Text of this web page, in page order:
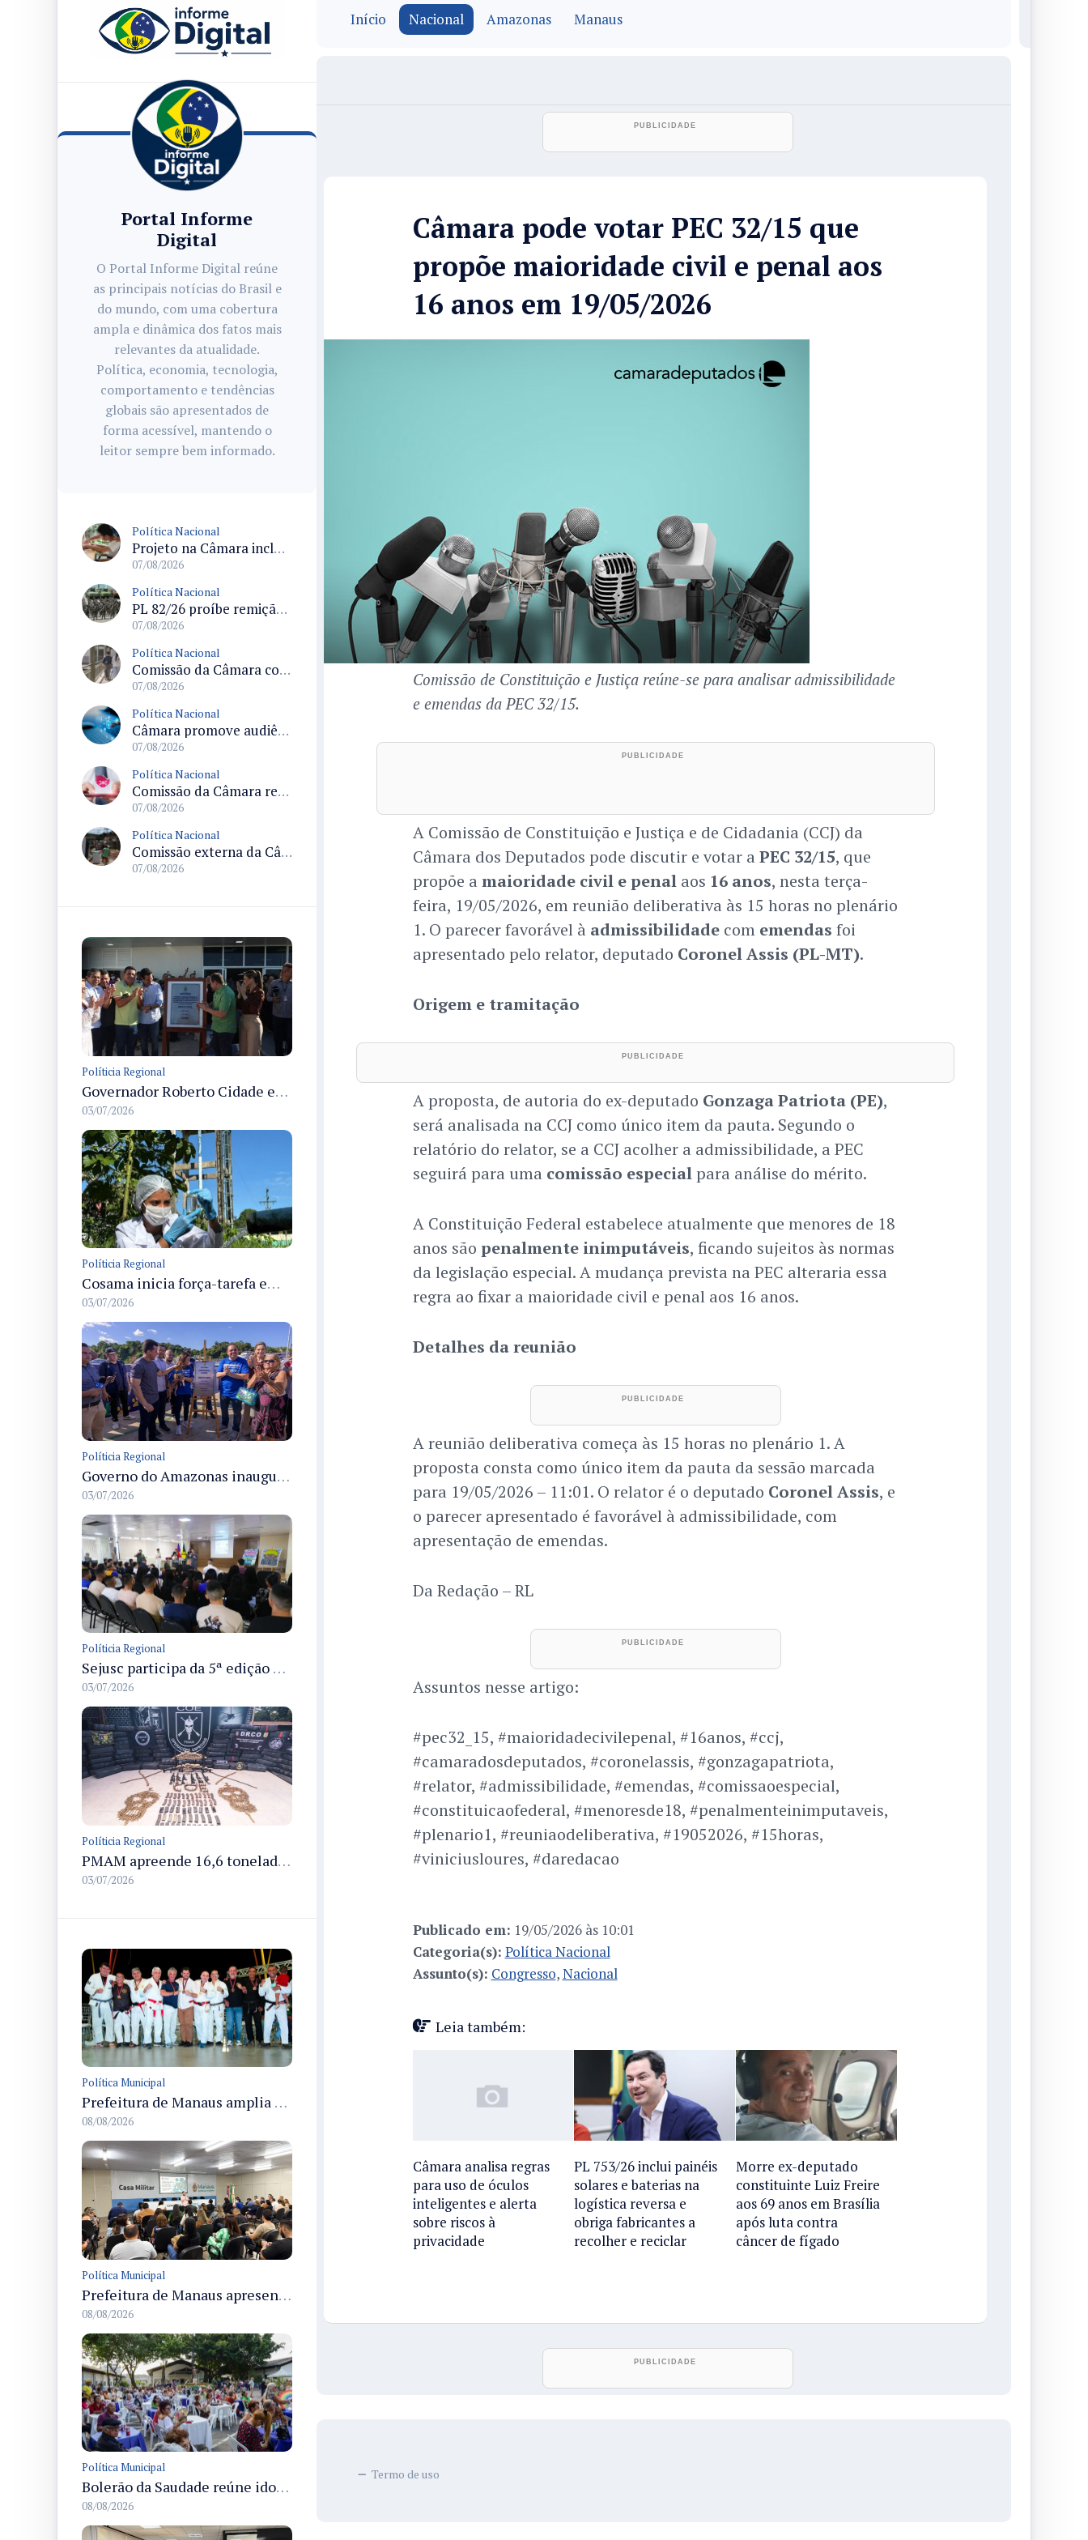
Portal Informe
Digital
O Portal Informe Digital reúne
as principais notícias do Brasil e
do mundo, com uma cobertura
ampla e dinâmica dos fatos mais
relevantes da atualidade.
Política, economia, tecnologia,
comportamento e tendências
globais são apresentados de
forma acessível, mantendo o
leitor sempre bem informado.
Política Nacional
Projeto na Câmara inclui estudantes com deficiência no regime escolar especial da LDB e estabelece critérios para frequência
07/08/2026
Política Nacional
PL 82/26 proíbe remição de pena por trabalho em funções militares para condenados por crimes contra o Estado Democrático de Direito
07/08/2026
Política Nacional
Comissão da Câmara convoca audiência para discutir misoginia nas escolas e universidades após divulgação de listas misóginas
07/08/2026
Política Nacional
Câmara promove audiência sobre Marco de Fomento à Economia Digital e impactos da inteligência artificial
07/08/2026
Política Nacional
Comissão da Câmara realiza audiência sobre apostas online para medir o tamanho do mercado ilegal
07/08/2026
Política Nacional
Comissão externa da Câmara convoca audiência pública sobre chuvas na Zona da Mata de Minas Gerais e impactos em Juiz de Fora
07/08/2026
Políticia Regional
Governador Roberto Cidade entrega readequação do ambulatório da FCecon e amplia capacidade de atendimento oncológico em Manaus
03/07/2026
Políticia Regional
Cosama inicia força-tarefa em Anamã para fortalecer abastecimento de água e segurança hídrica da população
03/07/2026
Políticia Regional
Governo do Amazonas inaugura primeiro Castramóvel Fluvial para atendimento veterinário às comunidades ribeirinhas e castração gratuita
03/07/2026
Políticia Regional
Sejusc participa da 5ª edição do Caminhos Literários com foco na cultura hip-hop nas unidades socioeducativas
03/07/2026
Políticia Regional
PMAM apreende 16,6 toneladas de entorpecentes e registra aumento nas prisões em flagrante e nas capturas de foragidos no primeiro semestre de 2026
03/07/2026
Política Municipal
Prefeitura de Manaus amplia apoio aos atletas de 100 para 150 beneficiados a partir do próximo ano
08/08/2026
Política Municipal
Prefeitura de Manaus apresenta Plano de Integridade da CGM e qualifica servidores para governança e conformidade no biênio 2027-2028
08/08/2026
Política Municipal
Bolerão da Saudade reúne idosos em Dia dos Pais promovido pela Fundação Dr. Thomas em Manaus
08/08/2026
Início Nacional Amazonas Manaus
Câmara pode votar PEC 32/15 que
propõe maioridade civil e penal aos
16 anos em 19/05/2026
Comissão de Constituição e Justiça reúne-se para analisar admissibilidade
e emendas da PEC 32/15.
A Comissão de Constituição e Justiça e de Cidadania (CCJ) da
Câmara dos Deputados pode discutir e votar a PEC 32/15, que
propõe a maioridade civil e penalaos 16 anos, nesta terça-
feira, 19/05/2026, em reunião deliberativa às 15 horas no plenário
1. O parecer favorável à admissibilidadecom emendas foi
apresentado pelo relator, deputado Coronel Assis (PL-MT).
Origem e tramitação
A proposta, de autoria do ex-deputado Gonzaga Patriota (PE),
será analisada na CCJ como único item da pauta. Segundo o
relatório do relator, se a CCJ acolher a admissibilidade, a PEC
seguirá para uma comissão especialpara análise do mérito.
A Constituição Federal estabelece atualmente que menores de 18
anos são penalmente inimputáveis, ficando sujeitos às normas
da legislação especial. A mudança prevista na PEC alteraria essa
regra ao fixar a maioridade civil e penal aos 16 anos.
Detalhes da reunião
A reunião deliberativa começa às 15 horas no plenário 1. A
proposta consta como único item da pauta da sessão marcada
para 19/05/2026 – 11:01. O relator é o deputado Coronel Assis, e
o parecer apresentado é favorável à admissibilidade, com
apresentação de emendas.
Da Redação – RL
Assuntos nesse artigo:
#pec32_15, #maioridadecivilepenal, #16anos, #ccj,
#camaradosdeputados, #coronelassis, #gonzagapatriota,
#relator, #admissibilidade, #emendas, #comissaoespecial,
#constituicaofederal, #menoresde18, #penalmenteinimputaveis,
#plenario1, #reuniaodeliberativa, #19052026, #15horas,
#viniciusloures, #daredacao
Publicado em: 19/05/2026 às 10:01
Categoria(s): Política Nacional
Assunto(s): Congresso,Nacional
Leia também:
Câmara analisa regras
para uso de óculos
inteligentes e alerta
sobre riscos à
privacidade
PL 753/26 inclui painéis
solares e baterias na
logística reversa e
obriga fabricantes a
recolher e reciclar
Morre ex-deputado
constituinte Luiz Freire
aos 69 anos em Brasília
após luta contra
câncer de fígado
Termo de uso